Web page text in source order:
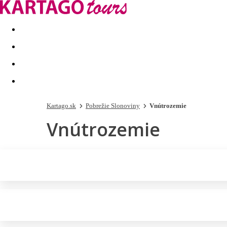
Last minute Dovolenkové kluby
Kartago.sk Pobrežie Slonoviny Vnútrozemie
Vnútrozemie